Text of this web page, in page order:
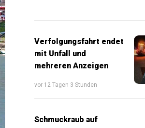
Verfolgungsfahrt endet
mit Unfall und
mehreren Anzeigen
vor 12 Tagen 3 Stunden
Schmuckraub auf